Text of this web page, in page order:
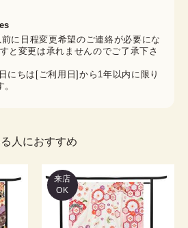
に日程変更希望のご連絡が必要にな
と変更は承れませんのでご了承下さ
にちは[ご利用日]から1年以内に限り
人におすすめ
来店
OK